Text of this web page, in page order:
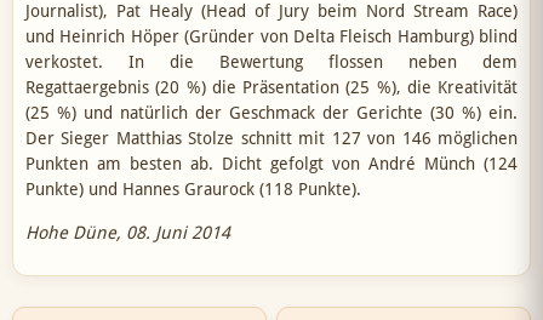
Journalist), Pat Healy (Head of Jury beim Nord Stream Race)
und Heinrich Höper (Gründer von Delta Fleisch Hamburg) blind
verkostet. In die Bewertung flossen neben dem
Regattaergebnis (20 %) die Präsentation (25 %), die Kreativität
(25 %) und natürlich der Geschmack der Gerichte (30 %) ein.
Der Sieger Matthias Stolze schnitt mit 127 von 146 möglichen
Punkten am besten ab. Dicht gefolgt von André Münch (124
Punkte) und Hannes Graurock (118 Punkte).
Hohe Düne, 08. Juni 2014